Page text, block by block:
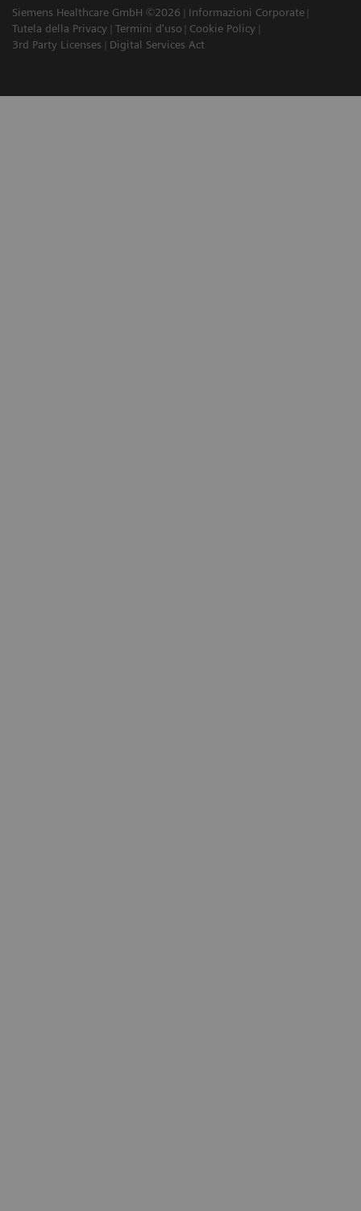
Siemens Healthcare GmbH ©2026
Informazioni Corporate
Tutela della Privacy
Termini d'uso
Cookie Policy
3rd Party Licenses
Digital Services Act